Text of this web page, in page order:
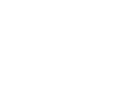
Andalusian